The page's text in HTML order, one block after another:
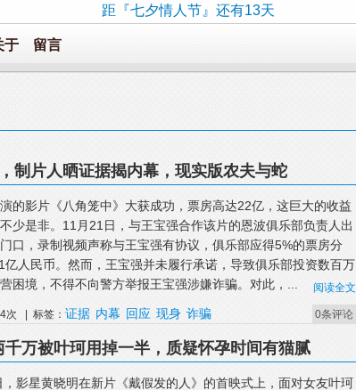
距『七夕情人节』还有13天
于 留言
制片人晒证据揭内幕，现实版农夫与蛇
的影片《八角笼中》大获成功，票房高达22亿，这巨大的收益
少是非。11月21日，与王宝强合作该片的恩波俱乐部负责人出
口，录制视频声称与王宝强有协议，俱乐部应得5%的票房分
亿人民币。然而，王宝强并未履行承诺，导致俱乐部投资数百万
困境，不得不向警方举报王宝强涉嫌诈骗。对此，...
阅读全文
0条评论
次 | 标签： 证据 内幕 回应 现身 诈骗
万被叶珂用掉一半，质疑怀孕时间有猫腻
，影星黄晓明在新片《戴假发的人》的首映式上，面对女友叶珂